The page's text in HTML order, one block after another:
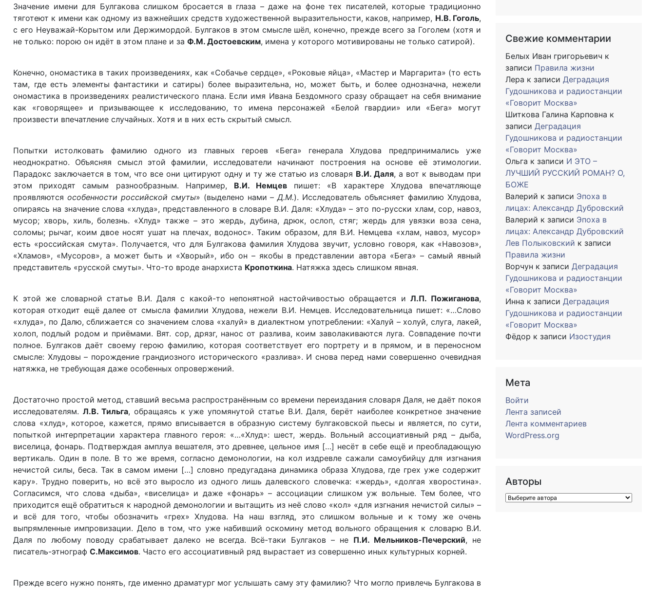
Значение имени для Булгакова слишком бросается в глаза – даже на фоне тех писателей, которые традиционно
тяготеют к имени как одному из важнейших средств художественной выразительности, каков, например, Н.В. Гоголь,
с его Неуважай-Корытом или Держимордой. Булгаков в этом смысле шёл, конечно, прежде всего за Гоголем (хотя и
не только: порою он идёт в этом плане и за Ф.М. Достоевским, имена у которого мотивированы не только сатирой).
Конечно, ономастика в таких произведениях, как «Собачье сердце», «Роковые яйца», «Мастер и Маргарита» (то есть
там, где есть элементы фантастики и сатиры) более выразительна, но, может быть, и более однозначна, нежели
ономастика в произведениях реалистического плана. Если имя Ивана Бездомного сразу обращает на себя внимание
как «говорящее» и призывающее к исследованию, то имена персонажей «Белой гвардии» или «Бега» могут
произвести впечатление случайных. Хотя и в них есть скрытый смысл.
Попытки истолковать фамилию одного из главных героев «Бега» генерала Хлудова предпринимались уже
неоднократно. Объясняя смысл этой фамилии, исследователи начинают построения на основе её этимологии.
Парадокс заключается в том, что все они цитируют одну и ту же статью из словаря В.И. Даля, а вот к выводам при
этом приходят самым разнообразным. Например, В.И. Немцев пишет: «В характере Хлудова впечатляюще
проявляются особенности российской смуты» (выделено нами –Д.М.). Исследователь объясняет фамилию Хлудова,
опираясь на значение слова «хлуда», представленного в словаре В.И. Даля: «Хлуда» – это по-русски хлам, сор, навоз,
мусор; хворь, хиль, болезнь. «Хлуд» также – это жердь, дубина, дрюк, ослоп, стяг; жердь для увязки воза сена,
соломы; рычаг, коим двое носят ушат на плечах, водонос». Таким образом, для В.И. Немцева «хлам, навоз, мусор»
есть «российская смута». Получается, что для Булгакова фамилия Хлудова звучит, условно говоря, как «Навозов»,
«Хламов», «Мусоров», а может быть и «Хворый», ибо он – якобы в представлении автора «Бега» – самый явный
представитель «русской смуты». Что-то вроде анархиста Кропоткина. Натяжка здесь слишком явная.
К этой же словарной статье В.И. Даля с какой-то непонятной настойчивостью обращается иЛ.П. Пожиганова,
которая отходит ещё далее от смысла фамилии Хлудова, нежели В.И. Немцев. Исследовательница пишет: «…Слово
«хлуда», по Далю, сближается со значением слова «халуй» в диалектном употреблении: «Халуй – холуй, слуга, лакей,
холоп, подлый родом и приёмами. Вят. сор, дрязг, нанос от разлива, коим заволакиваются луга. Совпадение почти
полное. Булгаков даёт своему герою фамилию, которая соответствует его портрету и в прямом, и в переносном
смысле: Хлудовы – порождение грандиозного исторического «разлива». И снова перед нами совершенно очевидная
натяжка, не требующая даже особенных опровержений.
Достаточно простой метод, ставший весьма распространённым со времени переиздания словаря Даля, не даёт покоя
исследователям. Л.В. Тильга, обращаясь к уже упомянутой статье В.И. Даля, берёт наиболее конкретное значение
слова «хлуд», которое, кажется, прямо вписывается в образную систему булгаковской пьесы и является, по сути,
попыткой интерпретации характера главного героя: «…«Хлуд»: шест, жердь. Вольный ассоциативный ряд – дыба,
виселица, фонарь. Подтверждая амплуа вешателя, это древнее, цельное имя […] несёт в себе ещё и преобладающую
вертикаль. Один в поле. В то же время, согласно демонологии, на кол издревле сажали самоубийцу для изгнания
нечистой силы, беса. Так в самом имени […] словно предугадана динамика образа Хлудова, где грех уже содержит
кару». Трудно поверить, но всё это выросло из одного лишь далевского словечка: «жердь», «долгая хворостина».
Согласимся, что слова «дыба», «виселица» и даже «фонарь» – ассоциации слишком уж вольные. Тем более, что
приходится ещё обратиться к народной демонологии и вытащить из неё слово «кол» «для изгнания нечистой силы» –
и всё для того, чтобы обозначить «грех» Хлудова. На наш взгляд, это слишком вольные и к тому же очень
выпрямленные импровизации. Дело в том, что уже набивший оскомину метод вольного обращения к словарю В.И.
Даля по любому поводу срабатывает далеко не всегда. Всё-таки Булгаков – не П.И. Мельников-Печерский, не
писатель-этнограф С.Максимов. Часто его ассоциативный ряд вырастает из совершенно иных культурных корней.
Прежде всего нужно понять, где именно драматург мог услышать саму эту фамилию? Что могло привлечь Булгакова в
Свежие комментарии
Белых Иван григорьевич к
записи Правила жизни
Лера к записи Деградация
Гудошникова и радиостанции
«Говорит Москва»
Шиткова Галина Карповна к
записи Деградация
Гудошникова и радиостанции
«Говорит Москва»
Ольга к записи И ЭТО –
ЛУЧШИЙ РУССКИЙ РОМАН? О,
БОЖЕ
Валерий к записи Эпоха в
лицах: Александр Дубровский
Валерий к записи Эпоха в
лицах: Александр Дубровский
Лев Полыковский к записи
Правила жизни
Ворчун к записи Деградация
Гудошникова и радиостанции
«Говорит Москва»
Инна к записи Деградация
Гудошникова и радиостанции
«Говорит Москва»
Фёдор к записи Изостудия
Мета
Войти
Лента записей
Лента комментариев
WordPress.org
Авторы